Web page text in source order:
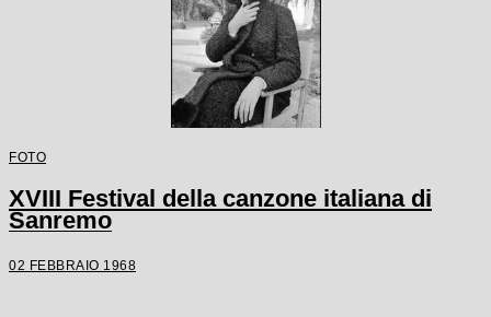
FOTO
XVIII Festival della canzone italiana di
Sanremo
02 FEBBRAIO 1968